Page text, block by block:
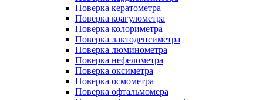
Поверка кератометра
Поверка коагулометра
Поверка колориметра
Поверка лактоденсиметра
Поверка люминометра
Поверка нефелометра
Поверка оксиметра
Поверка осмометра
Поверка офтальмомера